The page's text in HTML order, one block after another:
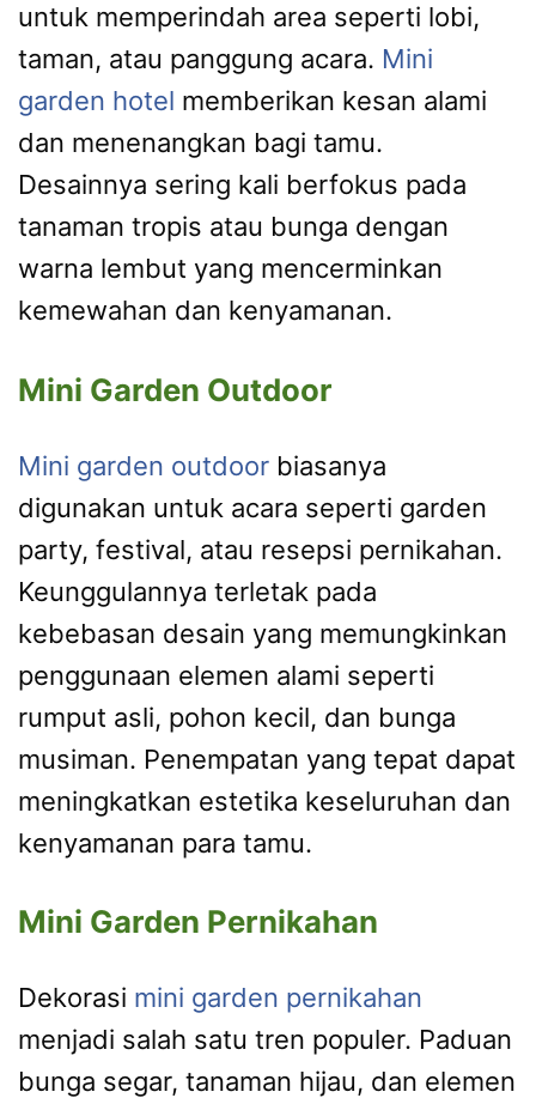
untuk memperindah area seperti lobi,
taman, atau panggung acara. Mini
garden hotel memberikan kesan alami
dan menenangkan bagi tamu.
Desainnya sering kali berfokus pada
tanaman tropis atau bunga dengan
warna lembut yang mencerminkan
kemewahan dan kenyamanan.
Mini Garden Outdoor
Mini garden outdoor biasanya
digunakan untuk acara seperti garden
party, festival, atau resepsi pernikahan.
Keunggulannya terletak pada
kebebasan desain yang memungkinkan
penggunaan elemen alami seperti
rumput asli, pohon kecil, dan bunga
musiman. Penempatan yang tepat dapat
meningkatkan estetika keseluruhan dan
kenyamanan para tamu.
Mini Garden Pernikahan
Dekorasi mini garden pernikahan
menjadi salah satu tren populer. Paduan
bunga segar, tanaman hijau, dan elemen